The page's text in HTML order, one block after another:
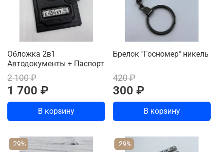
Обложка 2в1
Автодокументы + Паспорт
2 100 ₽
1 700 ₽
В корзину
Брелок "Госномер" никель
420 ₽
300 ₽
В корзину
-29% -29%